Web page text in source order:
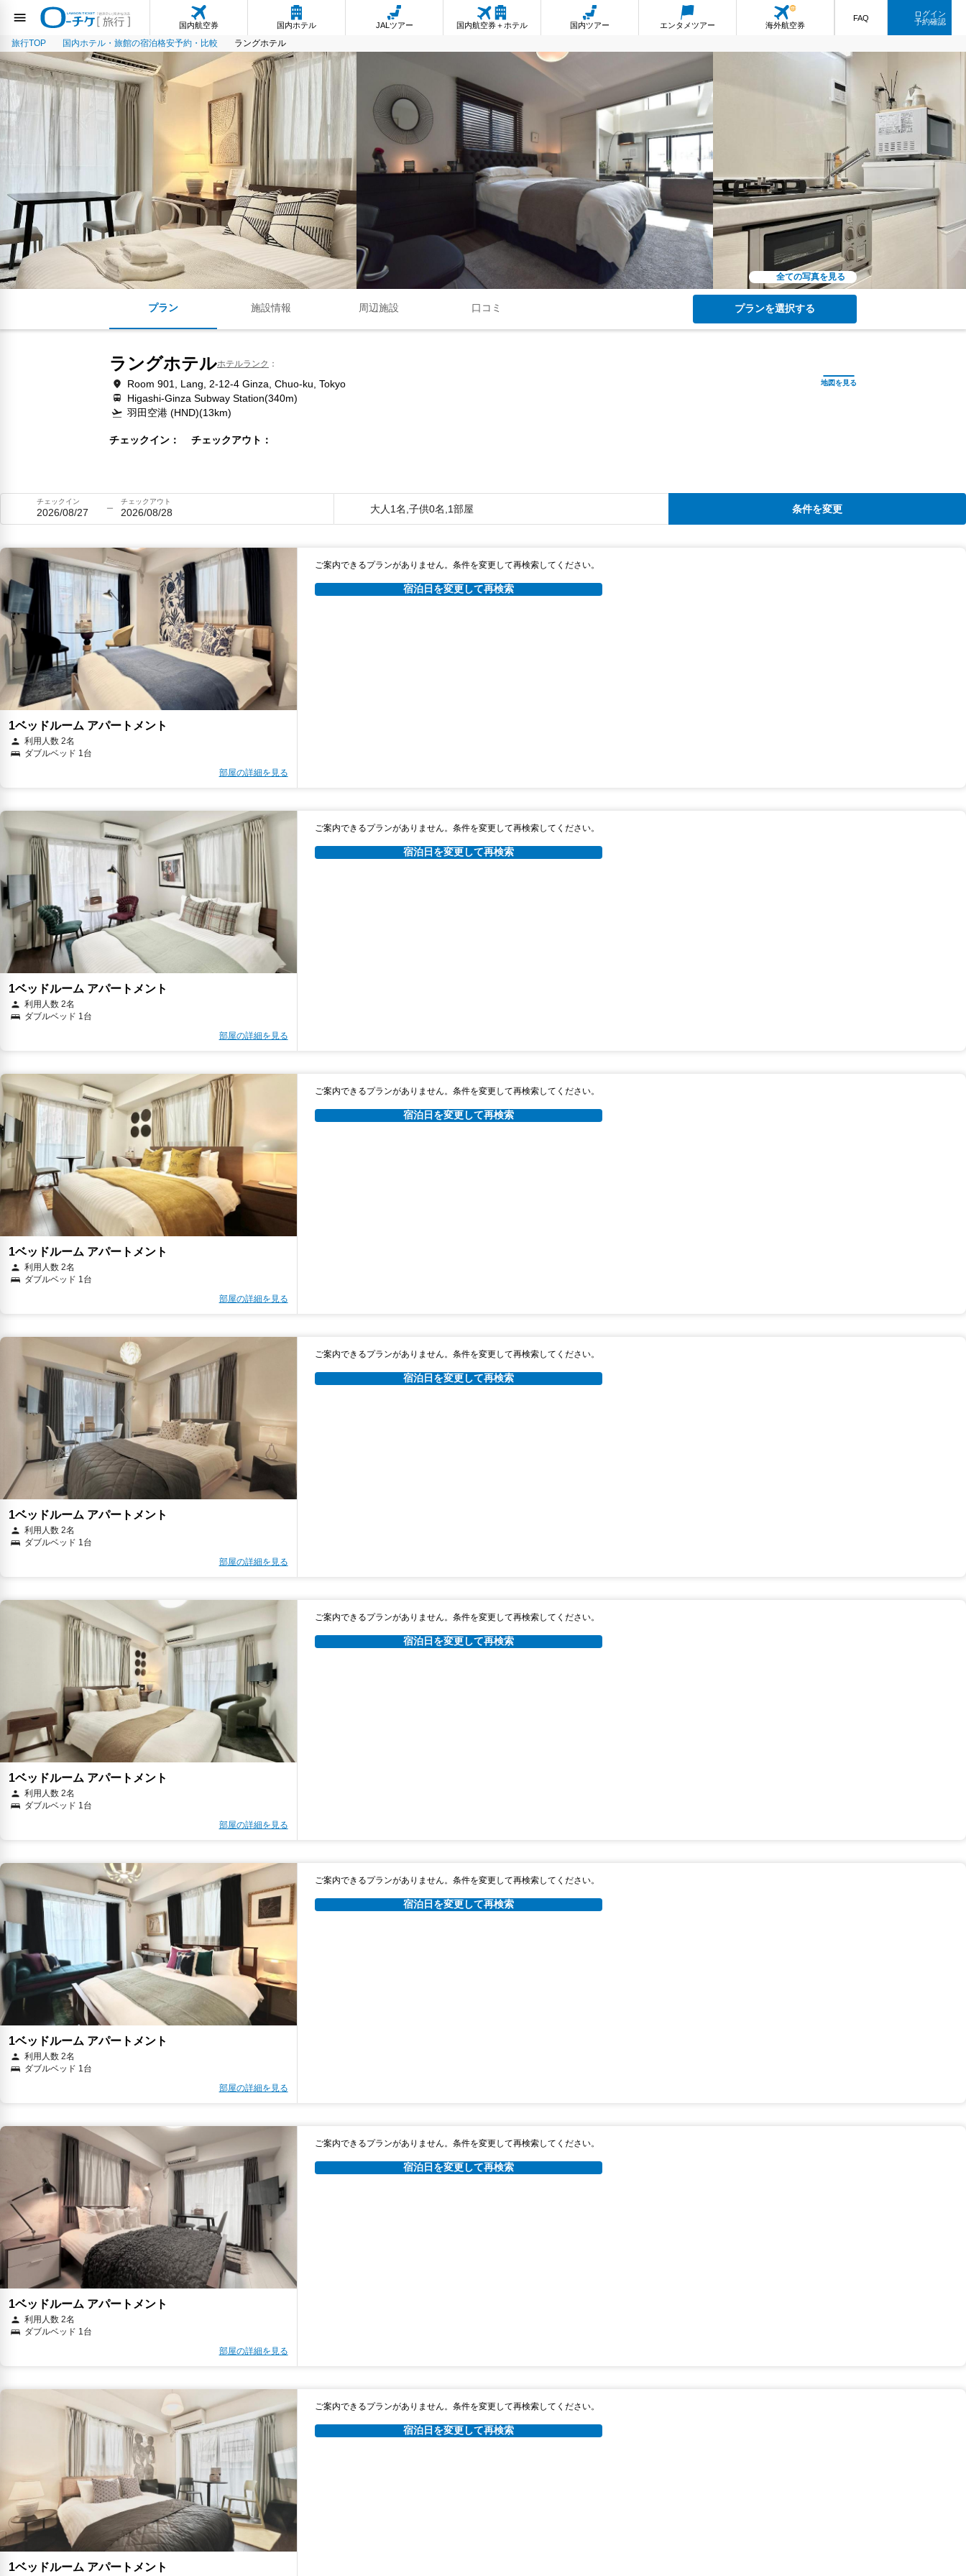
国内航空券 国内ホテル JALツアー 国内航空券＋ホテル 国内ツアー エンタメツアー 海外航空券
FAQ
ログイン
予約確認
旅行TOP 国内ホテル・旅館の宿泊格安予約・比較 ラングホテル
全ての写真を見る
プラン 施設情報 周辺施設 口コミ プランを選択する
ラングホテルホテルランク
Room 901, Lang, 2-12-4 Ginza, Chuo-ku, Tokyo
Higashi-Ginza Subway Station(340m)
羽田空港 (HND)(13km)
チェックイン チェックアウト
チェックイン
2026/08/27
チェックアウト
2026/08/28 大人1名,子供0名,1部屋 条件を変更
1ベッドルーム アパートメント
利用人数 2名
ダブルベッド 1台
部屋の詳細を見る
ご案内できるプランがありません。条件を変更して再検索してください。
宿泊日を変更して再検索
1ベッドルーム アパートメント
利用人数 2名
ダブルベッド 1台
部屋の詳細を見る
ご案内できるプランがありません。条件を変更して再検索してください。
宿泊日を変更して再検索
1ベッドルーム アパートメント
利用人数 2名
ダブルベッド 1台
部屋の詳細を見る
ご案内できるプランがありません。条件を変更して再検索してください。
宿泊日を変更して再検索
1ベッドルーム アパートメント
利用人数 2名
ダブルベッド 1台
部屋の詳細を見る
ご案内できるプランがありません。条件を変更して再検索してください。
宿泊日を変更して再検索
1ベッドルーム アパートメント
利用人数 2名
ダブルベッド 1台
部屋の詳細を見る
ご案内できるプランがありません。条件を変更して再検索してください。
宿泊日を変更して再検索
1ベッドルーム アパートメント
利用人数 2名
ダブルベッド 1台
部屋の詳細を見る
ご案内できるプランがありません。条件を変更して再検索してください。
宿泊日を変更して再検索
1ベッドルーム アパートメント
利用人数 2名
ダブルベッド 1台
部屋の詳細を見る
ご案内できるプランがありません。条件を変更して再検索してください。
宿泊日を変更して再検索
1ベッドルーム アパートメント
ご案内できるプランがありません。条件を変更して再検索してください。
宿泊日を変更して再検索